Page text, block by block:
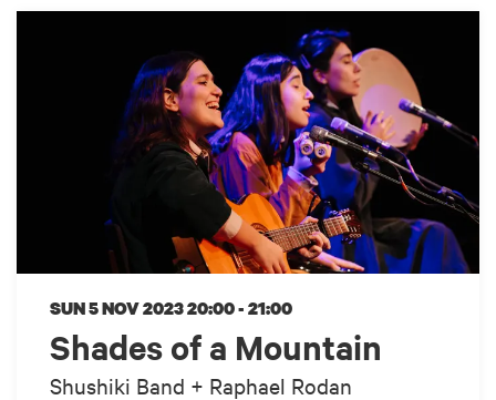
Shades of a Mountain
Shushiki Band + Raphael Rodan
SUN 5 NOV 202320:00 - 21:00